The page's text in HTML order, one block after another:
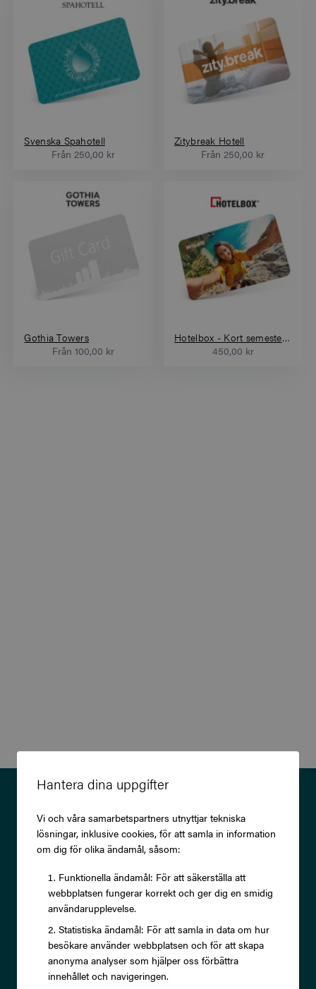
Hantera dina uppgifter
Vi och våra samarbetspartners utnyttjar tekniska
lösningar, inklusive cookies, för att samla in information
om dig för olika ändamål, såsom:
Funktionella ändamål: För att säkerställa att
webbplatsen fungerar korrekt och ger dig en smidig
användarupplevelse.
Statistiska ändamål: För att samla in data om hur
besökare använder webbplatsen och för att skapa
anonyma analyser som hjälper oss förbättra
innehållet och navigeringen.
Svenska Spahotell
Från 250,00 kr
Zitybreak Hotell
Från 250,00 kr
Gothia Towers
Från 100,00 kr
Hotelbox - Kort semester för två (3 nätter)
450,00 kr
Prenumerera på vårt nyhetsbrev
och ta del av exklusiva
erbjudanden och rabatter!
Prenumerera
Läs om vårIntegritetspolicy